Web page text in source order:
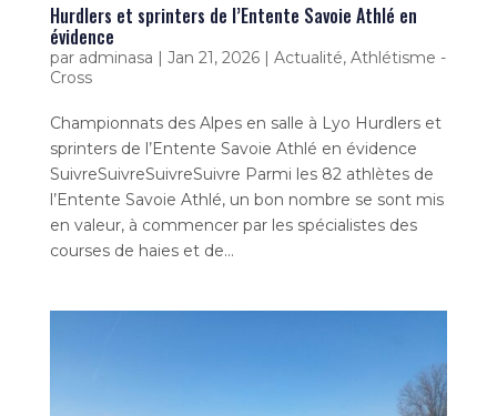
Hurdlers et sprinters de l’Entente Savoie Athlé en
évidence
par adminasa | Jan 21, 2026| Actualité, Athlétisme -
Cross
Championnats des Alpes en salle à Lyo Hurdlers et
sprinters de l’Entente Savoie Athlé en évidence
SuivreSuivreSuivreSuivre Parmi les 82 athlètes de
l’Entente Savoie Athlé, un bon nombre se sont mis
en valeur, à commencer par les spécialistes des
courses de haies et de...